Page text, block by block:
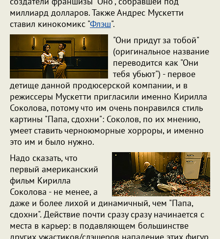
миллиард долларов. Также Андрес Мускетти
ставил кинокомикс "Флэш".
"Они придут за тобой"
(оригинальное название
переводится как "Они
тебя убьют") - первое
детище данной продюсерской компании, и в
режиссеры Мускетти пригласили именно Кирилла
Соколова, потому что им очень понравился стиль
картины "Папа, сдохни": Соколов, по их мнению,
умеет ставить черноюморные хорроры, и именно
это им и было нужно.
Надо сказать, что
первый американский
фильм Кирилла
Соколова - не менее, а
даже и более лихой и динамичный, чем "Папа,
сдохни". Действие почти сразу сразу начинается с
места в карьер: в подавляющем большинстве